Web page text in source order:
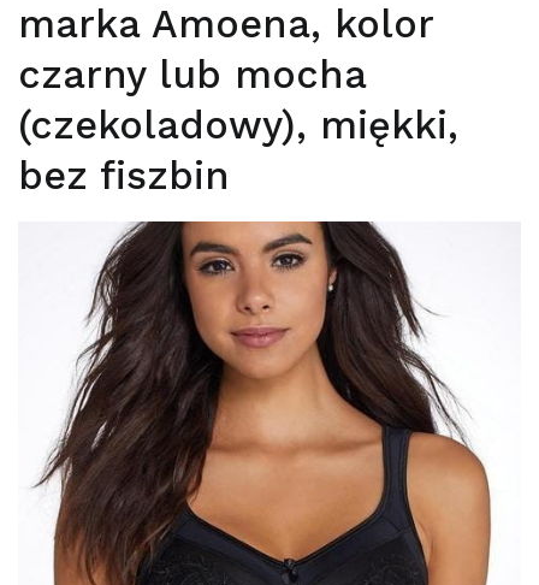
marka Amoena, kolor
czarny lub mocha
(czekoladowy), miękki,
bez fiszbin